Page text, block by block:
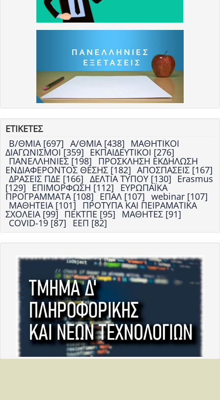
ΕΤΙΚΕΤΕΣ
Β/ΘΜΙΑ [697] Α/ΘΜΙΑ [438] ΜΑΘΗΤΙΚΟΙ
ΔΙΑΓΩΝΙΣΜΟΙ [359] ΕΚΠΑΙΔΕΥΤΙΚΟΙ [276]
ΠΑΝΕΛΛΗΝΙΕΣ [198] ΠΡΟΣΚΛΗΣΗ ΕΚΔΗΛΩΣΗ
ΕΝΔΙΑΦΕΡΟΝΤΟΣ ΘΕΣΗΣ [182] ΑΠΟΣΠΑΣΕΙΣ [167]
ΔΡΑΣΕΙΣ ΠΔΕ [166] ΔΕΛΤΙΑ ΤΥΠΟΥ [130] Erasmus
[129] ΕΠΙΜΟΡΦΩΣΗ [112] ΕΥΡΩΠΑΪΚΑ
ΠΡΟΓΡΑΜΜΑΤΑ [108] ΕΠΑΛ [107] webinar [107]
ΜΑΘΗΤΕΙΑ [101] ΠΡΟΤΥΠΑ ΚΑΙ ΠΕΙΡΑΜΑΤΙΚΑ
ΣΧΟΛΕΙΑ [99] ΠΕΚΤΠΕ [95] ΜΑΘΗΤΕΣ [91]
COVID-19 [87] ΕΕΠ [82]